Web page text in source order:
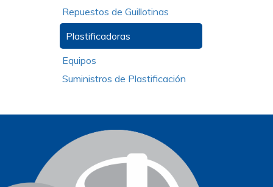
Repuestos de Guillotinas
Plastificadoras
Equipos
Suministros de Plastificación